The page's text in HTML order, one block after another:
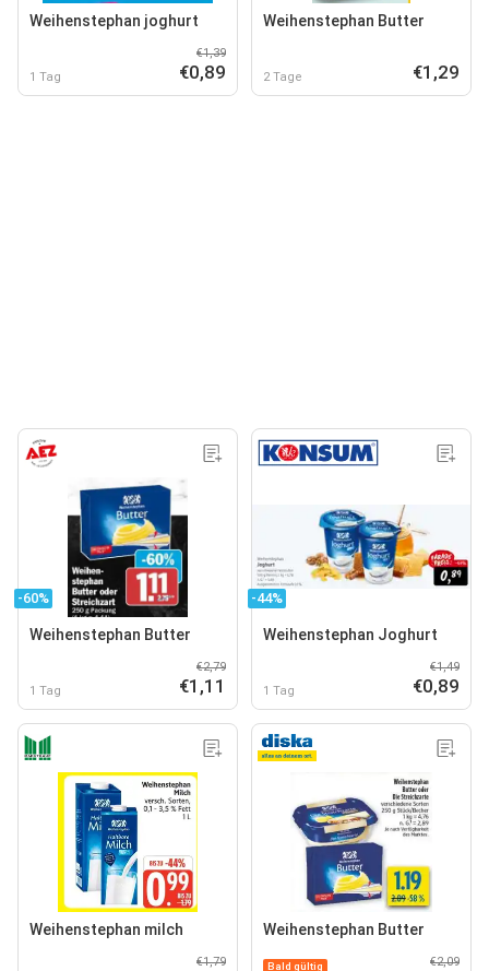
Weihenstephan joghurt
1 Tag
€1,39
€0,89
Weihenstephan Butter
2 Tage €1,29
-60%
Weihenstephan Butter
1 Tag
€2,79
€1,11
-44%
Weihenstephan Joghurt
1 Tag
€1,49
€0,89
Weihenstephan milch
€1,79
Weihenstephan Butter
Bald gültig €2,09